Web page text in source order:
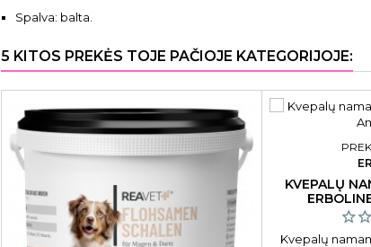
Spalva: balta.
5 KITOS PREKĖS TOJE PAČIOJE KATEGORIJOJE:
KVEPALŲ
Kvepalų